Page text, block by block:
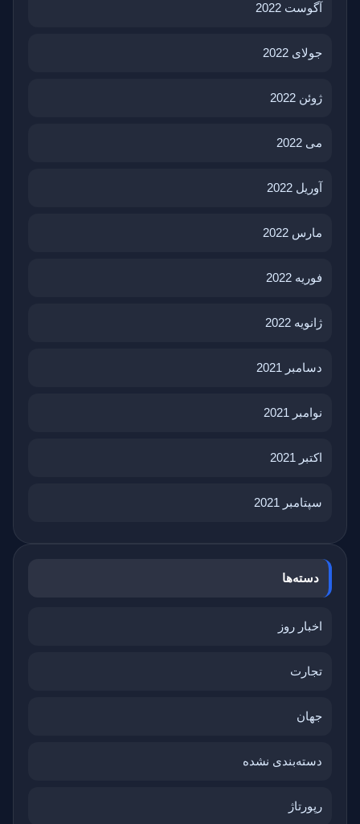
آگوست 2022
جولای 2022
ژوئن 2022
می 2022
آوریل 2022
مارس 2022
فوریه 2022
ژانویه 2022
دسامبر 2021
نوامبر 2021
اکتبر 2021
سپتامبر 2021
دسته‌ها
اخبار روز
تجارت
جهان
دسته‌بندی نشده
رپورتاژ